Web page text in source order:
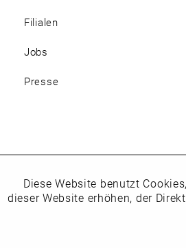
Filialen
Jobs
Presse
Funktionale
Diese Website benutzt
dieser Website erhöhen, der